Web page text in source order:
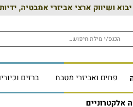
יבוא ושיווק ארצי אביזרי אמבטיה,
פחים ואביזרי מטבח ברזים
אלקטרוניים